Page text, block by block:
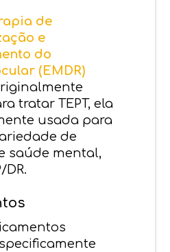
de
e
do
(EMDR)
tratar TEPT, ela
usada para
de
saúde mental,